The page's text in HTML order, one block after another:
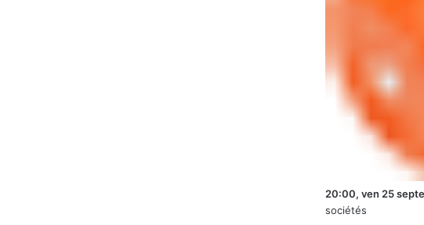
20:00, ven 25
sociétés